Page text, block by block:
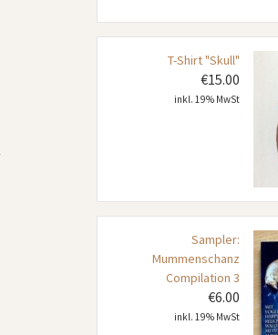
T-Shirt "Skull"
€15.00
inkl. 19% MwSt
Sampler:
Mummenschanz
Compilation 3
€6.00
inkl. 19% MwSt